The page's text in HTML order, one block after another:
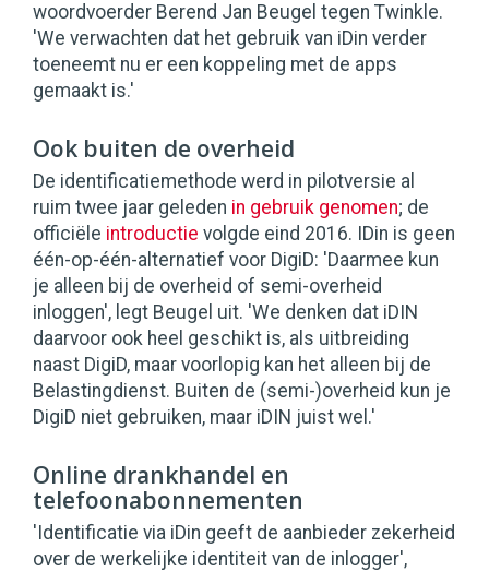
woordvoerder Berend Jan Beugel tegen Twinkle.
'We verwachten dat het gebruik van iDin verder
toeneemt nu er een koppeling met de apps
gemaakt is.'
Ook buiten de overheid
De identificatiemethode werd in pilotversie al
ruim twee jaar geleden in gebruik genomen; de
officiële introductie volgde eind 2016. IDin is geen
één-op-één-alternatief voor DigiD: 'Daarmee kun
je alleen bij de overheid of semi-overheid
inloggen', legt Beugel uit. 'We denken dat iDIN
daarvoor ook heel geschikt is, als uitbreiding
naast DigiD, maar voorlopig kan het alleen bij de
Belastingdienst. Buiten de (semi-)overheid kun je
DigiD niet gebruiken, maar iDIN juist wel.'
Online drankhandel en
telefoonabonnementen
'Identificatie via iDin geeft de aanbieder zekerheid
over de werkelijke identiteit van de inlogger',